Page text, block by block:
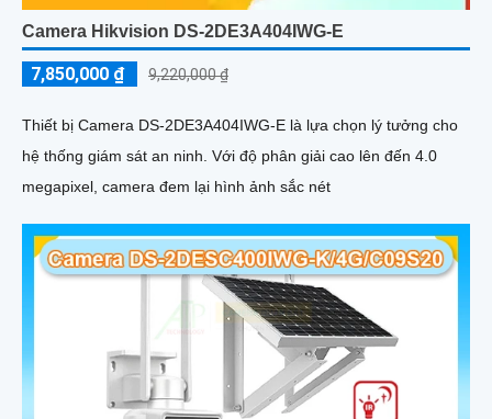
Camera Hikvision DS-2DE3A404IWG-E
7,850,000 ₫ 9,220,000 ₫
Thiết bị Camera DS-2DE3A404IWG-E là lựa chọn lý tưởng cho
hệ thống giám sát an ninh. Với độ phân giải cao lên đến 4.0
megapixel, camera đem lại hình ảnh sắc nét